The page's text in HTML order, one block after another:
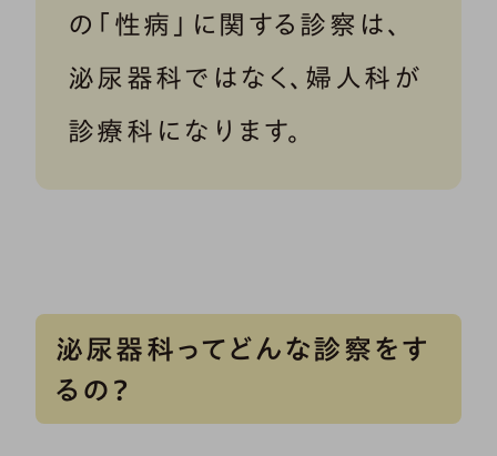
の「性病」に関する診察は、
泌尿器科ではなく、婦人科が
診療科になります。
泌尿器科ってどんな診察をす
るの？